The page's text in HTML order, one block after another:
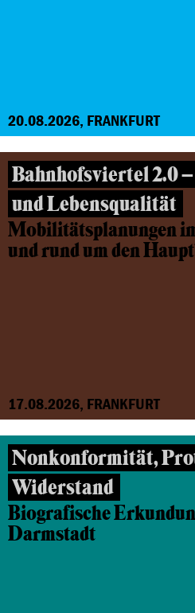
20.08.2026, FRANKFURT
Bahnhofsviertel 2.0
und Lebensqualität
Mobilitätsplanungen
und rund um den
17.08.2026, FRANKFURT
Nonkonformität,
Widerstand
Biografische
Darmstadt